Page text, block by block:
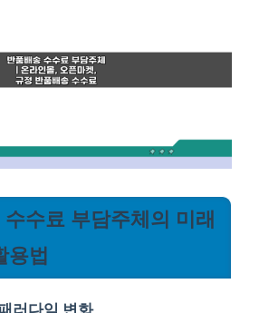
수료 부담주체의 미래
용법
러다임 변화